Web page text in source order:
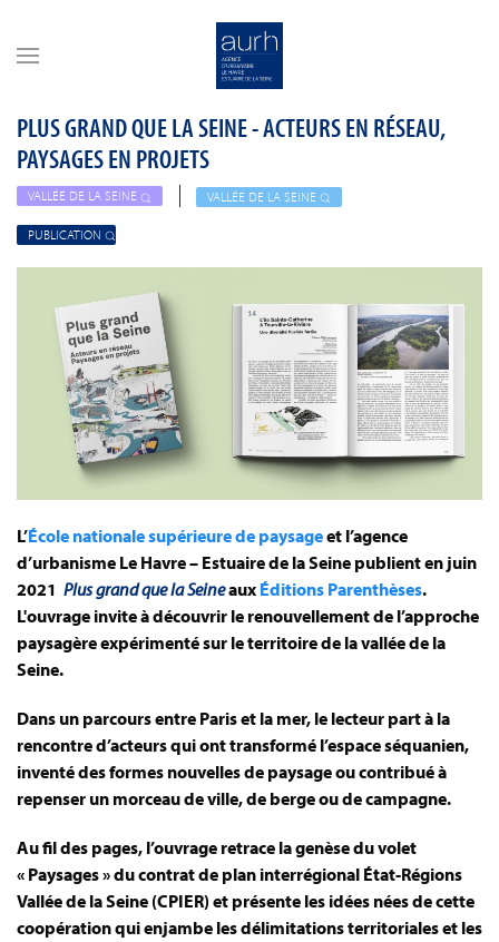
PLUS GRAND QUE LA SEINE - ACTEURS EN RÉSEAU,
PAYSAGES EN PROJETS
VALLÉE DE LA SEINE VALLÉE DE LA SEINE
PUBLICATION
L’École nationale supérieure de paysageet l’agence
d’urbanisme Le Havre – Estuaire de la Seine publient en juin
2021 Plus grand que la Seineaux Éditions Parenthèses.
L'ouvrage invite à découvrir le renouvellement de l’approche
paysagère expérimenté sur le territoire de la vallée de la
Seine.
Dans un parcours entre Paris et la mer, le lecteur part à la
rencontre d’acteurs qui ont transformé l’espace séquanien,
inventé des formes nouvelles de paysage ou contribué à
repenser un morceau de ville, de berge ou de campagne.
Au fil des pages, l’ouvrage retrace la genèse du volet
« Paysages » du contrat de plan interrégional État-Régions
Vallée de la Seine (CPIER) et présente les idées nées de cette
coopération qui enjambe les délimitations territoriales et les